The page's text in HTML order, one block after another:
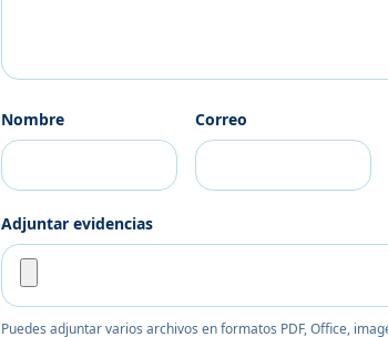
Nombre Correo
Adjuntar evidencias
Puedes adjuntar varios archivos en formatos PDF, Office,